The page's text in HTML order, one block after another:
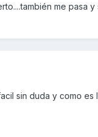
me pasa
sin duda y como es